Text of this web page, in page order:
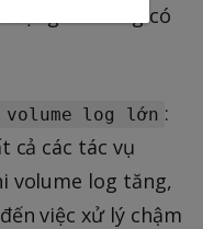
động vì không có
log lớn :
cả các tác vụ
volume log tăng,
việc xử lý chậm